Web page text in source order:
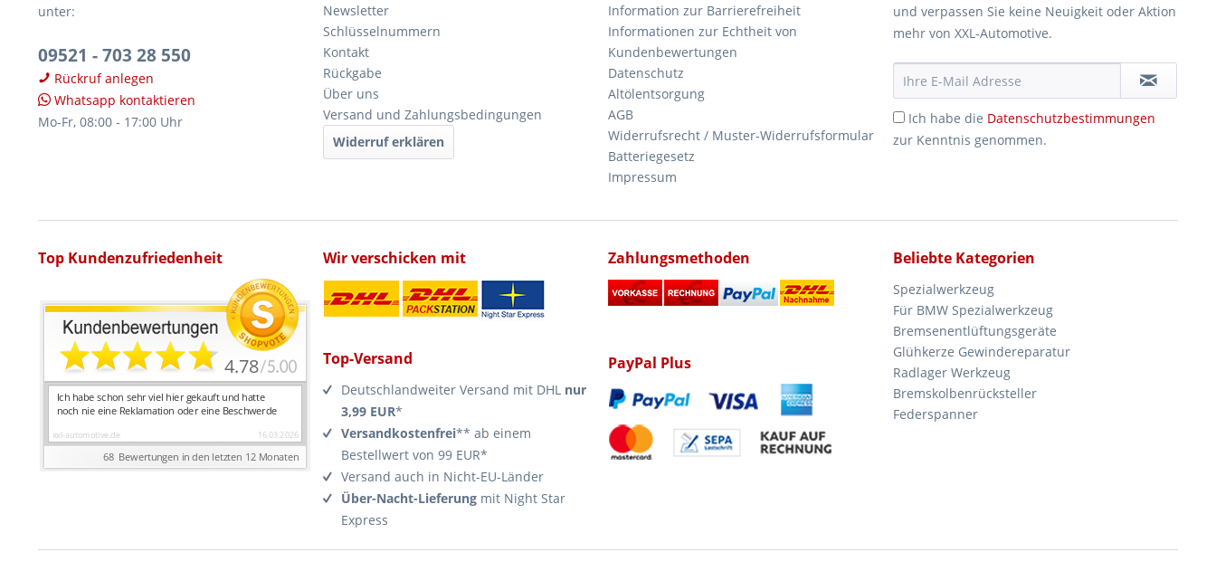
unter:
09521 - 703 28 550
Rückruf anlegen
Whatsapp kontaktieren
Mo-Fr, 08:00 - 17:00 Uhr
Newsletter
Schlüsselnummern
Kontakt
Rückgabe
Über uns
Versand und Zahlungsbedingungen
Widerruf erklären
Information zur Barrierefreiheit
Informationen zur Echtheit von
Kundenbewertungen
Datenschutz
Altölentsorgung
AGB
Widerrufsrecht / Muster-Widerrufsformular
Batteriegesetz
Impressum
und verpassen Sie keine Neuigkeit oder Aktion
mehr von XXL-Automotive.
Ich habe die Datenschutzbestimmungen
zur Kenntnis genommen.
Top Kundenzufriedenheit Wir verschicken mit
Top-Versand
Deutschlandweiter Versand mit DHL nur
3,99 EUR*
Versandkostenfrei** ab einem
Bestellwert von 99 EUR*
Versand auch in Nicht-EU-Länder
Über-Nacht-Lieferung mit Night Star
Express
Zahlungsmethoden
PayPal Plus
Beliebte Kategorien
Spezialwerkzeug
Für BMW Spezialwerkzeug
Bremsenentlüftungsgeräte
Glühkerze Gewindereparatur
Radlager Werkzeug
Bremskolbenrücksteller
Federspanner